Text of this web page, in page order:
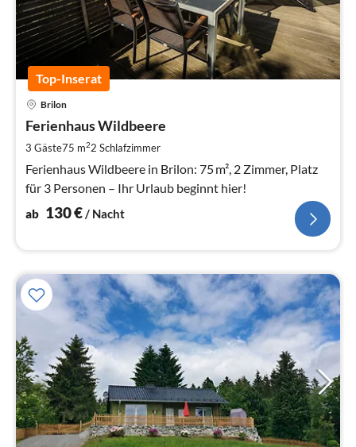
Top-Inserat
Brilon
Ferienhaus Wildbeere
3 Gäste75 m22 Schlafzimmer
Ferienhaus Wildbeere in Brilon: 75 m², 2 Zimmer, Platz
für 3 Personen – Ihr Urlaub beginnt hier!
ab 130€/ Nacht